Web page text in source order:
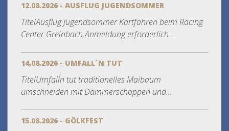
12.08.2026 - AUSFLUG JUGENDSOMMER
TitelAusflug Jugendsommer Kartfahren beim Racing
Center Greinbach Anmeldung erforderlich...
14.08.2026 - UMFALL´N TUT
TitelUmfall´n tut traditionelles Maibaum
umschneiden mit Dämmerschoppen und...
15.08.2026 - GÖLKFEST